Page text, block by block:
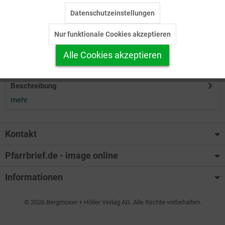
Herunterladen
Auf Ihren Merkzettel setzen
Beschreibung
mehr
Kontakt
Pfarrbrief.de - image online
Informationen
© 2026 Bergmoser + Höller Verlag AG. Alle Rechte vorbehalten.
Personalisierung Inaktiv
Service
Datenschutzeinstellungen
Nur funktionale Cookies akzeptieren
Alle Cookies akzeptieren